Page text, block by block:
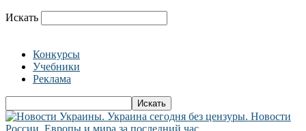
Искать
Конкурсы
Учебники
Реклама